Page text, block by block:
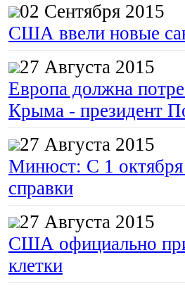
02 Сентября 2015
США ввели новые
27 Августа 2015
Европа должна
Крыма - президент
27 Августа 2015
Минюст: С 1 октября
справки
27 Августа 2015
США официально
клетки